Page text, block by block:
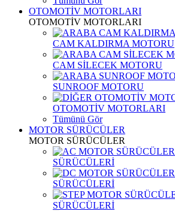
OTOMOTİV MOTORLARI
OTOMOTİV MOTORLARI
CAM KALDIRMA MOTORU
CAM SİLECEK MOTORU
SUNROOF MOTORU
OTOMOTİV MOTORLARI
Tümünü Gör
MOTOR SÜRÜCÜLER
MOTOR SÜRÜCÜLER
SÜRÜCÜLERİ
SÜRÜCÜLERİ
SÜRÜCÜLERİ